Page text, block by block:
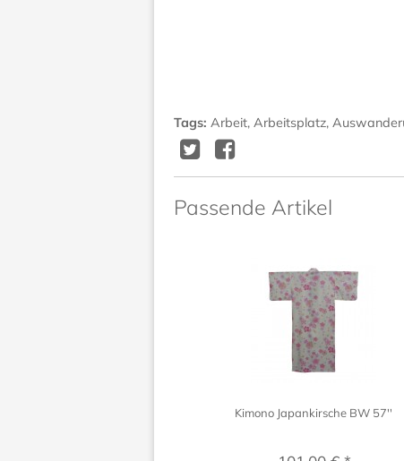
Tags: Arbeit, Arbeitsplatz,
TwitterFacebook
Passende Artikel
Kimono Japankirsche BW 57''